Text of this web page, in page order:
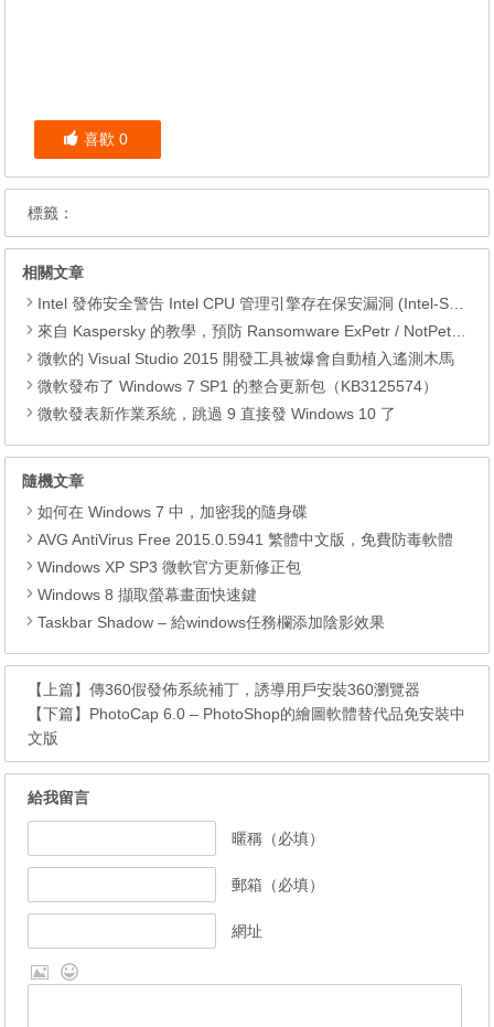
喜歡 0
標籤：
相關文章
Intel 發佈安全警告 Intel CPU 管理引擎存在保安漏洞 (Intel-SA-00086)
來自 Kaspersky 的教學，預防 Ransomware ExPetr / NotPetya 勒索軟件突襲
微軟的 Visual Studio 2015 開發工具被爆會自動植入遙測木馬
微軟發布了 Windows 7 SP1 的整合更新包（KB3125574）
微軟發表新作業系統，跳過 9 直接發 Windows 10 了
隨機文章
如何在 Windows 7 中，加密我的隨身碟
AVG AntiVirus Free 2015.0.5941 繁體中文版，免費防毒軟體
Windows XP SP3 微軟官方更新修正包
Windows 8 擷取螢幕畫面快速鍵
Taskbar Shadow – 給windows任務欄添加陰影效果
【上篇】傳360假發佈系統補丁，誘導用戶安裝360瀏覽器
【下篇】 PhotoCap 6.0 – PhotoShop的繪圖軟體替代品免安裝中
文版
給我留言
暱稱（必填）
郵箱（必填）
網址